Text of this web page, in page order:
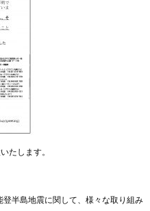
たします。
半島地震に関して、様々な取り組み